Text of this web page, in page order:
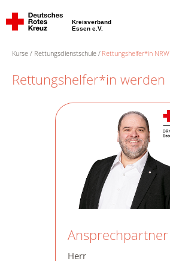
Kreisverband
Essen e.V.
Kurse Rettungsdienstschule Rettungshelfer*in NRW
Rettungshelfer*in werden
Ansprechpartner
Herr